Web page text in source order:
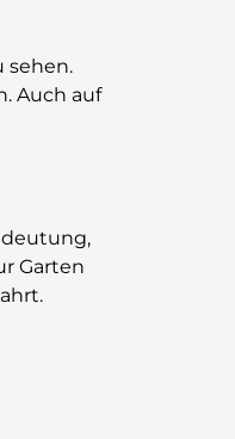
sehen.
Auch auf
Garten